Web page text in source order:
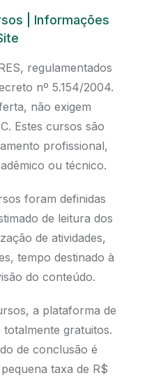
| Informações
regulamentados
nº 5.154/2004.
não exigem
Estes cursos são
profissional,
ou técnico.
foram definidas
de leitura dos
de atividades,
tempo destinado à
do conteúdo.
a plataforma de
gratuitos.
de conclusão é
taxa de R$